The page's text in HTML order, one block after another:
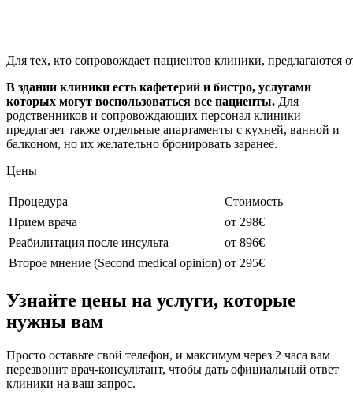
Для тех, кто сопровождает пациентов клиники, предлагаются
В здании клиники есть кафетерий и бистро, услугами
которых могут воспользоваться все пациенты. Для
родственников и сопровождающих персонал клиники
предлагает также отдельные апартаменты с кухней, ванной и
балконом, но их желательно бронировать заранее.
Цены
Процедура
Стоимость
Прием врача
от 298€
Реабилитация после инсульта
от 896€
Второе мнение (Second medical opinion) от 295€
Узнайте цены на услуги, которые
нужны вам
Просто оставьте свой телефон, и максимум через 2 часа вам
перезвонит врач-консультант, чтобы дать официальный ответ
клиники на ваш запрос.